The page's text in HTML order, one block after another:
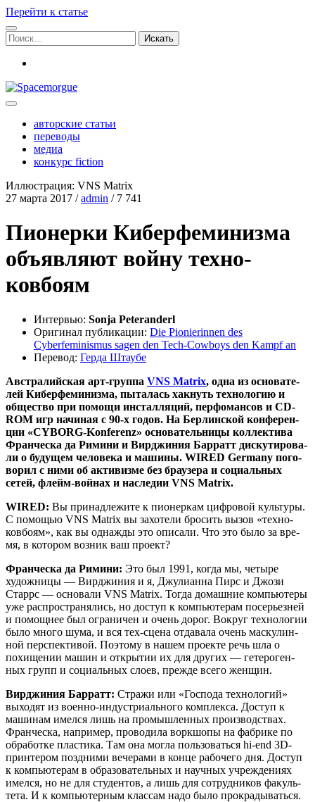
Перейти к статье
Поиск:
Spacemorgue
авторские статьи
переводы
медиа
конкурс fiction
Иллюстрация: VNS Matrix
27 марта 2017 /admin / 7 741
Пионерки Киберфеминизма
объявляют войну техно-
ковбоям
Интер­вью: Sonja Peteranderl
Ори­ги­нал пуб­ли­ка­ции: Die Pionierinnen des
Cyberfeminismus sagen den Tech-Cowboys den Kampf an
Пере­вод: Гер­да Штаубе
Австра­лий­ская арт-груп­па VNS Matrix, одна из осно­ва­те­
лей Кибер­фе­ми­низ­ма, пыта­лась хак­нуть тех­но­ло­гию и
обще­ство при помо­щи инстал­ля­ций, пер­фо­ман­сов и CD-
ROM игр начи­ная с 90‑х годов. На Бер­лин­ской кон­фе­рен­
ции «CYBORG-Konferenz» осно­ва­тель­ни­цы кол­лек­ти­ва
Фран­чес­ка да Рими­ни и Вир­джи­ния Бар­ратт дис­ку­ти­ро­ва­
ли о буду­щем чело­ве­ка и маши­ны. WIRED Germany пого­
во­рил с ними об акти­виз­ме без бра­у­зе­ра и соци­аль­ных
сетей, флейм-вой­нах и насле­дии VNS Matrix.
WIRED: Вы при­над­ле­жи­те к пио­нер­кам циф­ро­вой куль­ту­ры.
С помо­щью VNS Matrix вы захо­те­ли бро­сить вызов «тех­но-
ков­бо­ям», как вы одна­жды это опи­са­ли. Что это было за вре­
мя, в кото­ром воз­ник ваш проект?
Фран­чес­ка да Рими­ни: Это был 1991, когда мы, четы­ре
худож­ни­цы — Вир­джи­ния и я, Джу­ли­ан­на Пирс и Джо­зи
Старрс — осно­ва­ли VNS Matrix. Тогда домаш­ние ком­пью­те­ры
уже рас­про­стра­ня­лись, но доступ к ком­пью­те­рам посе­рьез­ней
и помощ­нее был огра­ни­чен и очень дорог. Вокруг тех­но­ло­гии
было мно­го шума, и вся тех-сце­на отда­ва­ла очень мас­ку­лин­
ной пер­спек­ти­вой. Поэто­му в нашем про­ек­те речь шла о
похи­ще­нии машин и откры­тии их для дру­гих — гете­ро­ген­
ных групп и соци­аль­ных сло­ев, преж­де все­го женщин.
Вир­джи­ния Бар­ратт: Стра­жи или «Гос­по­да тех­но­ло­гий»
выхо­дят из воен­но-инду­стри­аль­но­го ком­плек­са. Доступ к
маши­нам имел­ся лишь на про­мыш­лен­ных про­из­вод­ствах.
Фран­чес­ка, напри­мер, про­во­ди­ла ворк­шо­пы на фаб­ри­ке по
обра­бот­ке пла­сти­ка. Там она мог­ла поль­зо­вать­ся hi-end 3D-
прин­те­ром позд­ни­ми вече­ра­ми в кон­це рабо­че­го дня. Доступ
к ком­пью­те­рам в обра­зо­ва­тель­ных и науч­ных учре­жде­ни­ях
имел­ся, но не для сту­ден­тов, а лишь для сотруд­ни­ков факуль­
те­та. И к ком­пью­тер­ным клас­сам надо было прокрадываться.